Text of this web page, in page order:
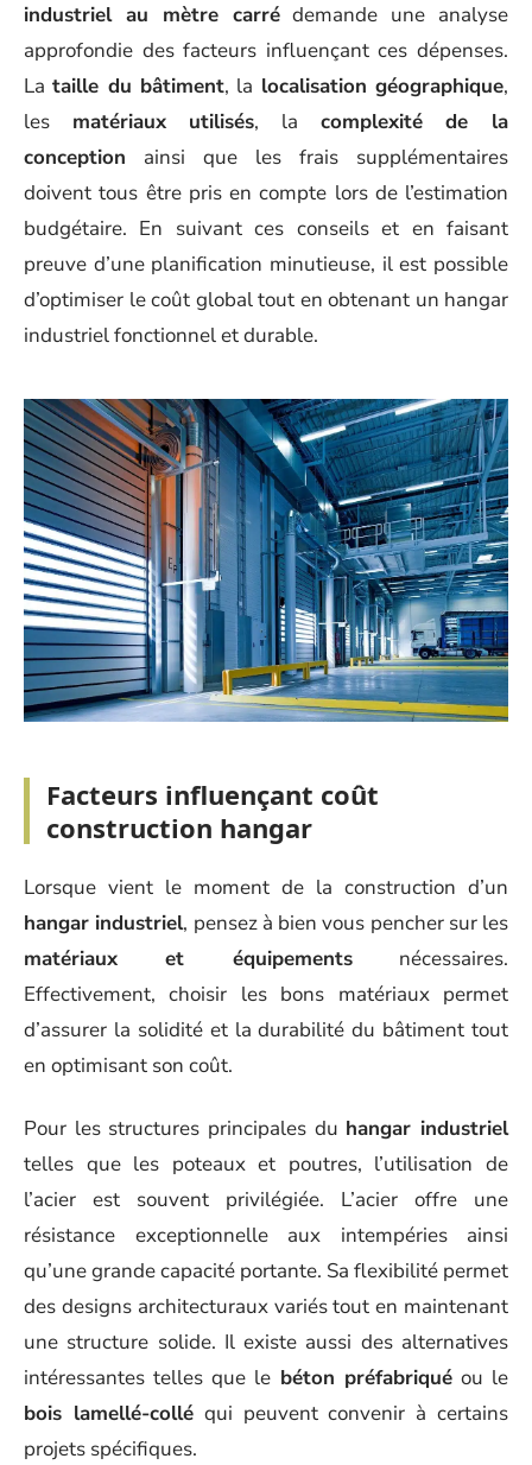
industriel au mètre carrédemande une analyse
approfondie des facteurs influençant ces dépenses.
Lataille du bâtiment, la localisation géographique,
les matériaux utilisés, la complexité de la
conception ainsi que les frais supplémentaires
doivent tous être pris en compte lors de l’estimation
budgétaire. En suivant ces conseils et en faisant
preuve d’une planification minutieuse, il est possible
d’optimiser le coût global tout en obtenant un hangar
industriel fonctionnel et durable.
Facteurs influençant coût
construction hangar
Lorsque vient le moment de la construction d’un
hangar industriel, pensez à bien vous pencher sur les
matériaux et équipementsnécessaires.
Effectivement, choisir les bons matériaux permet
d’assurer la solidité et la durabilité du bâtiment tout
en optimisant son coût.
Pour les structures principales du hangar industriel
telles que les poteaux et poutres, l’utilisation de
l’acier est souvent privilégiée. L’acier offre une
résistance exceptionnelle aux intempéries ainsi
qu’une grande capacité portante. Sa flexibilité permet
des designs architecturaux variés tout en maintenant
une structure solide. Il existe aussi des alternatives
intéressantes telles que le béton préfabriquéou le
bois lamellé-colléqui peuvent convenir à certains
projets spécifiques.